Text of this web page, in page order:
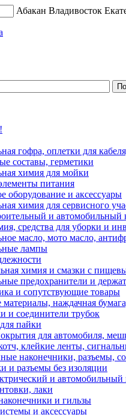
Абакан Владивосток
гофра, оплетки для
составы, герметики
химия для мойки
питания
оборудование и аксессуары
химия для сервисного
и автомобильный
средства для уборки и
масло, мото масло,
лампы
химия и смазки с
предохранители и
и сопутствующие товары
наждачная
и соединители трубок
пайки
для автомобиля,
клейкие ленты,
наконечники, разъемы,
и разъемы без изоляции
и автомобильный
лаки
и гильзы
и аксессуары